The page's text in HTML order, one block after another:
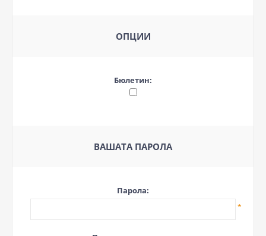
ОПЦИИ
Бюлетин:
ВАШАТА ПАРОЛА
Парола:
*